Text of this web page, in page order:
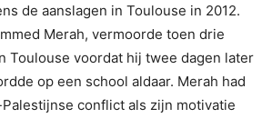
de aanslagen in Toulouse in 2012.
Merah, vermoorde toen drie
Toulouse voordat hij twee dagen later
op een school aldaar. Merah had
conflict als zijn motivatie